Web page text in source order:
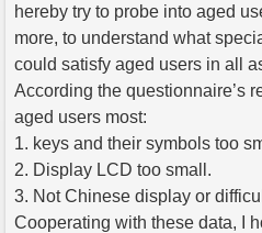
hereby try to probe into aged
more, to understand what
could satisfy aged users in all
According the questionnaire’s
aged users most:
1. keys and their symbols too
2. Display LCD too small.
3. Not Chinese display or
Cooperating with these data, I